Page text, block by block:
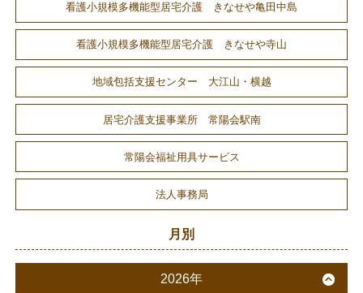
看護小規模多機能型居宅介護 きなせや亀田中島
看護小規模多機能型居宅介護 きなせや寺山
地域包括支援センター 大江山・横越
居宅介護支援事業所 常陽会駅南
常陽会福祉用具サービス
法人事務局
月別
2026年